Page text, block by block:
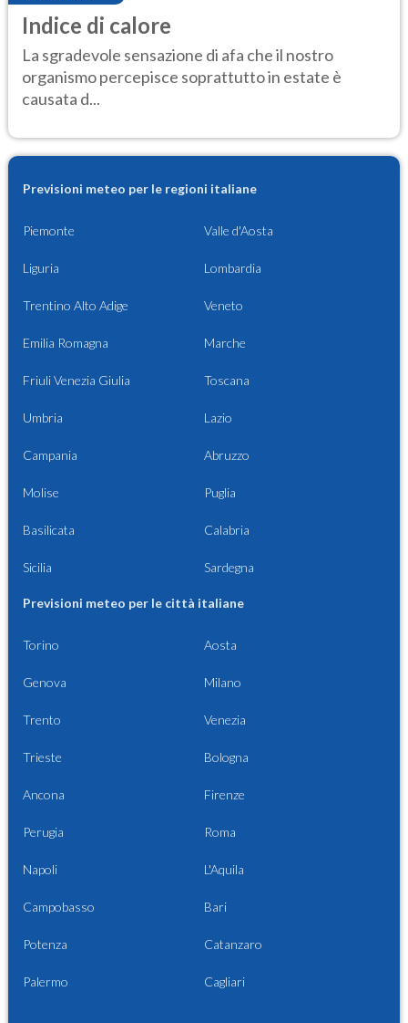
Indice di calore
La sgradevole sensazione di afa che il nostro
organismo percepisce soprattutto in estate è
causata d...
Previsioni meteo per le regioni italiane
Piemonte Valle d'Aosta
Liguria Lombardia
Trentino Alto Adige Veneto
Emilia Romagna Marche
Friuli Venezia Giulia Toscana
Umbria Lazio
Campania Abruzzo
Molise Puglia
Basilicata Calabria
Sicilia Sardegna
Previsioni meteo per le città italiane
Torino Aosta
Genova Milano
Trento Venezia
Trieste Bologna
Ancona Firenze
Perugia Roma
Napoli L'Aquila
Campobasso Bari
Potenza Catanzaro
Palermo Cagliari